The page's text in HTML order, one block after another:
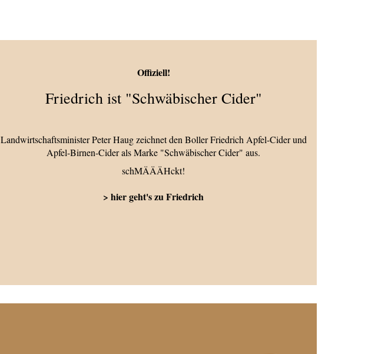
Offiziell!
Friedrich ist "Schwäbischer Cider"
Landwirtschaftsminister Peter Haug zeichnet den Boller Friedrich Apfel-Cider und
Apfel-Birnen-Cider als Marke "Schwäbischer Cider" aus.
schMÄÄÄHckt!
> hier geht's zu Friedrich